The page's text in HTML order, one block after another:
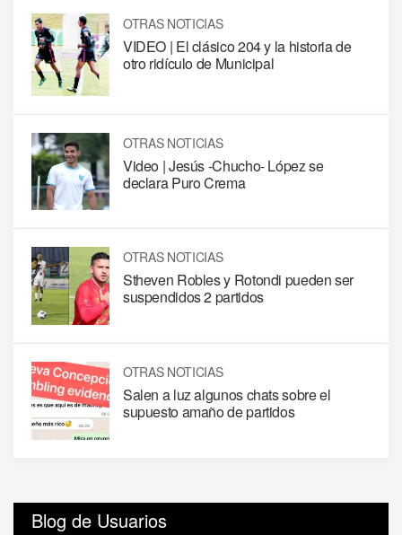
OTRAS NOTICIAS
VIDEO | El clásico 204 y la historia de
otro ridículo de Municipal
OTRAS NOTICIAS
Video | Jesús -Chucho- López se
declara Puro Crema
OTRAS NOTICIAS
Stheven Robles y Rotondi pueden ser
suspendidos 2 partidos
OTRAS NOTICIAS
Salen a luz algunos chats sobre el
supuesto amaño de partidos
Blog de Usuarios